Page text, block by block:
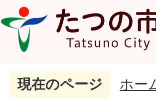
現在のページ ホー